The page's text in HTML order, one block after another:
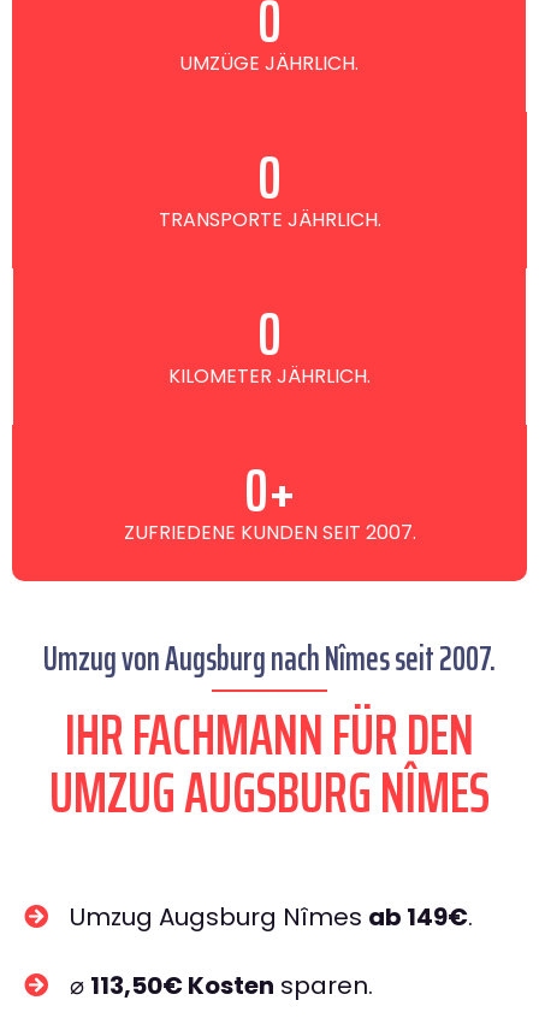
UMZÜGE JÄHRLICH.
0
TRANSPORTE JÄHRLICH.
0
KILOMETER JÄHRLICH.
0
ZUFRIEDENE KUNDEN SEIT 2007.
0+
Umzug von Augsburg nach Nîmes seit 2007.
IHR FACHMANN FÜR DEN
UMZUG AUGSBURG NÎMES
Umzug Augsburg Nîmes ab 149€.
⌀ 113,50€ Kosten sparen.